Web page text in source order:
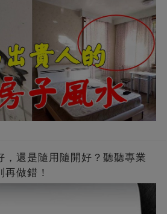
，還是隨用隨開好？聽聽專業
做錯！